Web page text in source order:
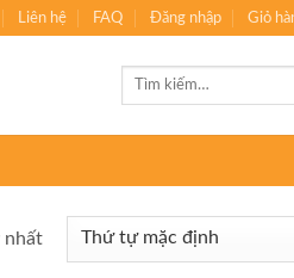
Liên hệ FAQ Đăng nhập Giỏ
Tìm
nhất